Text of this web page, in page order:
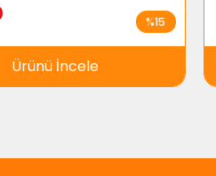
Ürünü İncele
%15